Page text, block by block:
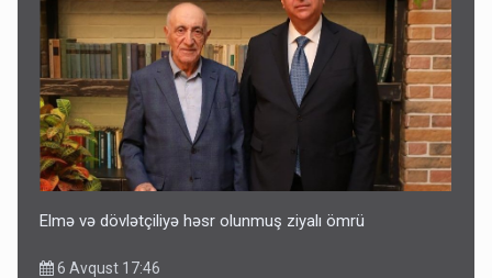
Elmə və dövlətçiliyə həsr olunmuş ziyalı ömrü
6 Avqust 17:46